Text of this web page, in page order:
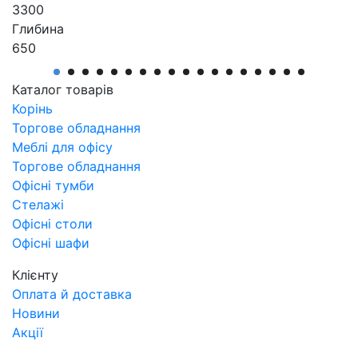
3300
Глибина
650
Виробник
АртМодуль Груп
Призначення
Аптека
Артикул
Касова зона М-1
Каталог товарів
Корінь
Торгове обладнання
Меблі для офісу
Торгове обладнання
Офісні тумби
Стелажі
Офісні столи
Офісні шафи
Клієнту
Оплата й доставка
Новини
Акції